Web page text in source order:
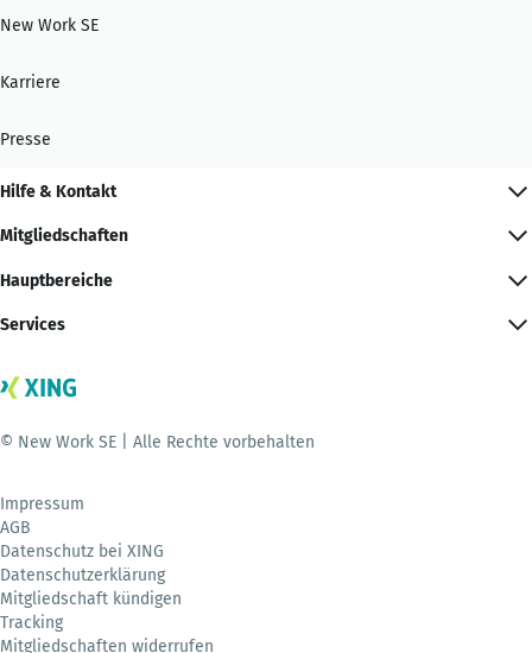
New Work SE
Karriere
Presse
Hilfe & Kontakt
Mitgliedschaften
Hauptbereiche
Services
© New Work SE | Alle Rechte vorbehalten
Impressum
AGB
Datenschutz bei XING
Datenschutzerklärung
Mitgliedschaft kündigen
Tracking
Mitgliedschaften widerrufen